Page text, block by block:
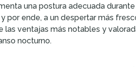
una postura adecuada
por ende, a un despertar más
ventajas más notables y
nocturno.